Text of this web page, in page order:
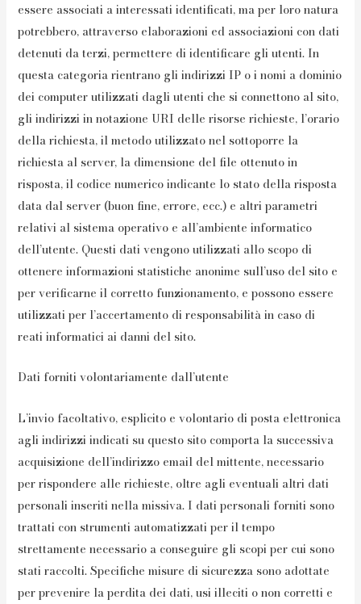
essere associati a interessati identificati, ma per loro natura
potrebbero, attraverso elaborazioni ed associazioni con dati
detenuti da terzi, permettere di identificare gli utenti. In
questa categoria rientrano gli indirizzi IP o i nomi a dominio
dei computer utilizzati dagli utenti che si connettono al sito,
gli indirizzi in notazione URI delle risorse richieste, l’orario
della richiesta, il metodo utilizzato nel sottoporre la
richiesta al server, la dimensione del file ottenuto in
risposta, il codice numerico indicante lo stato della risposta
data dal server (buon fine, errore, ecc.) e altri parametri
relativi al sistema operativo e all’ambiente informatico
dell’utente. Questi dati vengono utilizzati allo scopo di
ottenere informazioni statistiche anonime sull’uso del sito e
per verificarne il corretto funzionamento, e possono essere
utilizzati per l’accertamento di responsabilità in caso di
reati informatici ai danni del sito.
Dati forniti volontariamente dall’utente
L’invio facoltativo, esplicito e volontario di posta elettronica
agli indirizzi indicati su questo sito comporta la successiva
acquisizione dell’indirizzo email del mittente, necessario
per rispondere alle richieste, oltre agli eventuali altri dati
personali inseriti nella missiva. I dati personali forniti sono
trattati con strumenti automatizzati per il tempo
strettamente necessario a conseguire gli scopi per cui sono
stati raccolti. Specifiche misure di sicurezza sono adottate
per prevenire la perdita dei dati, usi illeciti o non corretti e